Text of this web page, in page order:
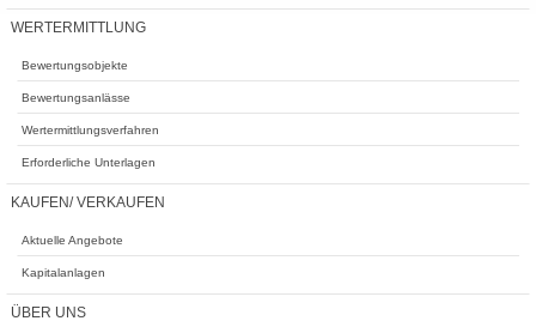
WERTERMITTLUNG
Bewertungsobjekte
Bewertungsanlässe
Wertermittlungsverfahren
Erforderliche Unterlagen
KAUFEN/ VERKAUFEN
Aktuelle Angebote
Kapitalanlagen
ÜBER UNS